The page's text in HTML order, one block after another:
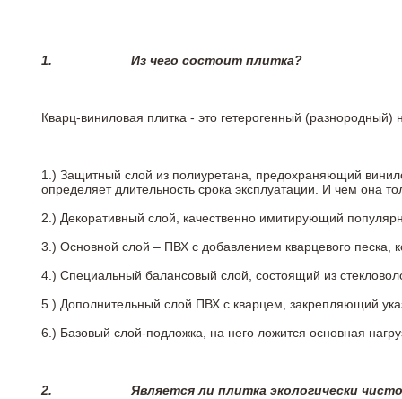
1. Из чего состоит плитка?
Кварц-виниловая плитка - это гетерогенный
1.) Защитный слой из полиуретана, предохраняющий
определяет длительность срока эксплуатации. И чем она
2.) Декоративный слой, качественно имитирующий
3.) Основной слой – ПВХ с добавлением кварцевого песка,
4.) Специальный балансовый слой, состоящий из
5.) Дополнительный слой ПВХ с кварцем, закрепляющий
6.) Базовый слой-подложка, на него ложится основная
2. Является ли плитка экологически